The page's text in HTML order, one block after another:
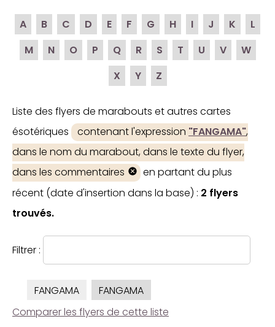
A B C D E F G H I J K
L
M
N O P Q R S T U V
W
X
Y Z
Liste des flyers de marabouts et autres cartes
ésotériques
contenant l'expression "FANGAMA",
dans le nom du marabout, dans le texte du flyer,
dans les commentaires
en partant du plus
récent (date d'insertion dans la base) : 2 flyers
trouvés.
Filtrer :
FANGAMA
FANGAMA
Comparer les flyers de cette liste